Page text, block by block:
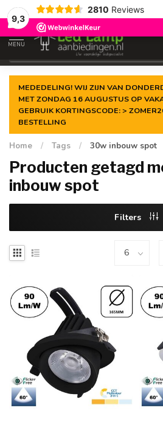
9,3
2810 Reviews
Gegarandeerde delaagste prijs
MENU
MEDEDELING! WIJ ZIJN VAN
MET ZONDAG 16 AUGUSTUS OP
GEBRUIK KORTINGSCODE: >
BESTELLING
Home / Tags / 30w inbouw spot
Producten getagd
inbouw spot
Filters